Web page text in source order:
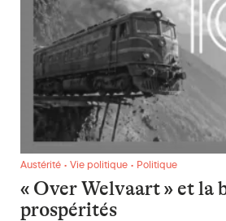
« Over Welvaart » et la bataille des
Austérité • Vie politique • Politique
« Over Welvaart » et la
prospérités